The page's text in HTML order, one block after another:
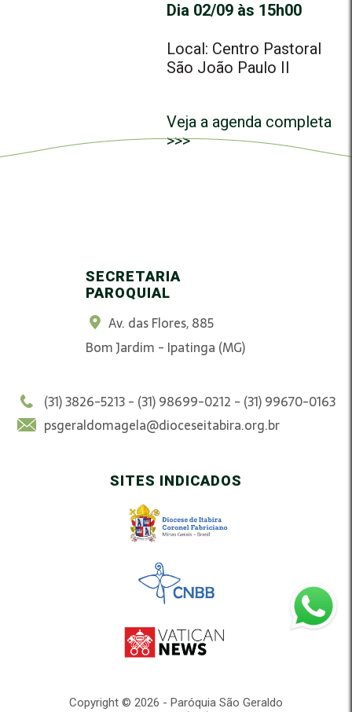
Dia 02/09 às 15h00
Local: Centro Pastoral
São João Paulo II
Veja a agenda completa
>>>
SECRETARIA
PAROQUIAL
Av. das Flores, 885
Bom Jardim - Ipatinga (MG)
(31) 3826-5213 - (31) 98699-0212 - (31) 99670-0163
psgeraldomagela@dioceseitabira.org.br
SITES INDICADOS
Copyright © 2026 - Paróquia São Geraldo